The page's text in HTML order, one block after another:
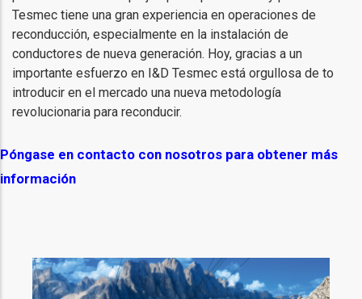
Tesmec tiene una gran experiencia en operaciones de
reconducción, especialmente en la instalación de
conductores de nueva generación. Hoy, gracias a un
importante esfuerzo en I&D Tesmec está orgullosa de to
introducir en el mercado una nueva metodología
revolucionaria para reconducir.
Póngase en contacto con nosotros para obtener más
información